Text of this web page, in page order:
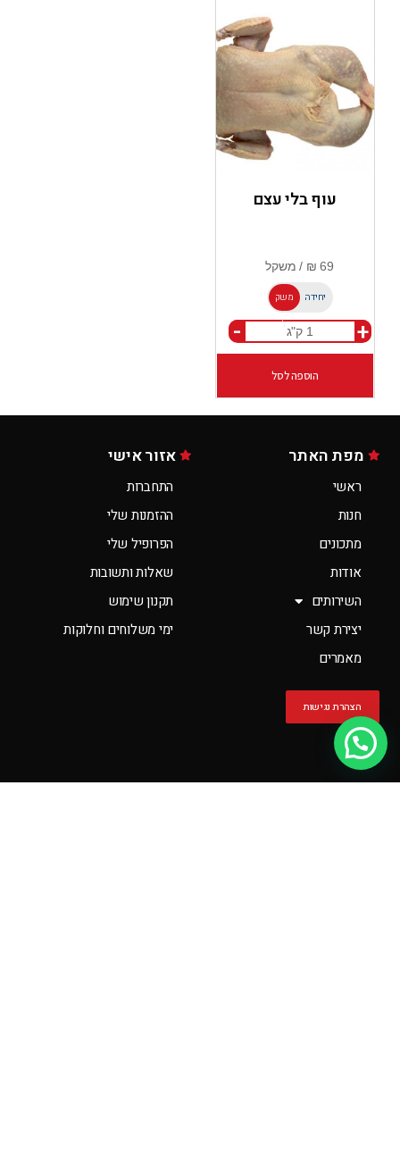
עוף בלי עצם
משק
ל
יחידה
+
-
הוספה לסל
מפת האתר
ראשי
חנות
מתכונים
אודות
השירותים
יצירת קשר
מאמרים
הצהרת נגישות
אזור אישי
התחברות
ההזמנות שלי
הפרופיל שלי
שאלות ותשובות
תקנון שימוש
ימי משלוחים וחלוקות